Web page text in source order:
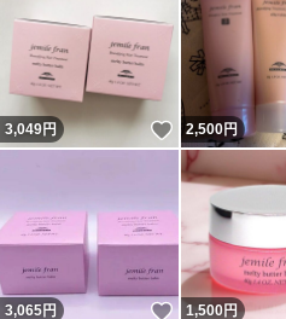
3,049円 いいね！
2,500円
3,065円 いいね！
1,500円